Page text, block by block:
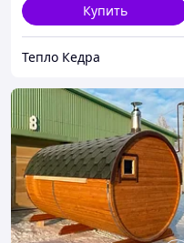
Купить
Тепло Кедра